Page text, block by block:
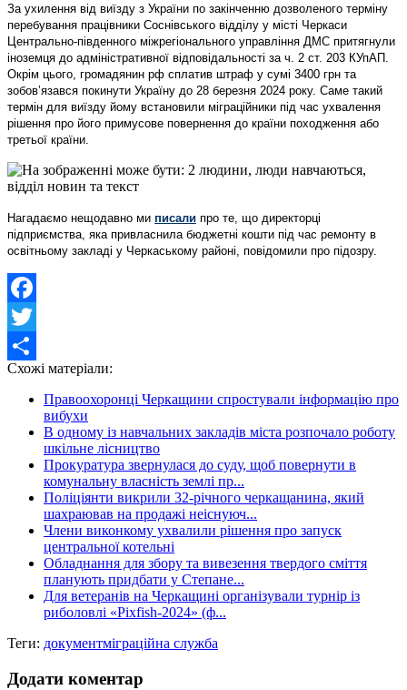
За ухилення від виїзду з України по закінченню дозволеного терміну
перебування працівники Соснівського відділу у місті Черкаси
Центрально-південного міжрегіонального управління ДМС притягнули
іноземця до адміністративної відповідальності за ч. 2 ст. 203 КУпАП.
Окрім цього, громадянин рф сплатив штраф у сумі 3400 грн та
зобов’язався покинути Україну до 28 березня 2024 року. Саме такий
термін для виїзду йому встановили міграційники під час ухвалення
рішення про його примусове повернення до країни походження або
третьої країни.
Нагадаємо нещодавно ми писали про те, що директорці
підприємства, яка привласнила бюджетні кошти під час ремонту в
освітньому закладі у Черкаському районі, повідомили про підозру.
Facebook
Twitter
Share
Схожі матеріали:
Правоохоронці Черкащини спростували інформацію про
вибухи
В одному із навчальних закладів міста розпочало роботу
шкільне лісництво
Прокуратура звернулася до суду, щоб повернути в
комунальну власність землі пр...
Поліціянти викрили 32-річного черкащанина, який
шахраював на продажі неіснуюч...
Члени виконкому ухвалили рішення про запуск
центральної котельні
Обладнання для збору та вивезення твердого сміття
планують придбати у Степане...
Для ветеранів на Черкащині організували турнір із
риболовлі «Pixfish-2024» (ф...
Теги: документміграційна служба
Додати коментар